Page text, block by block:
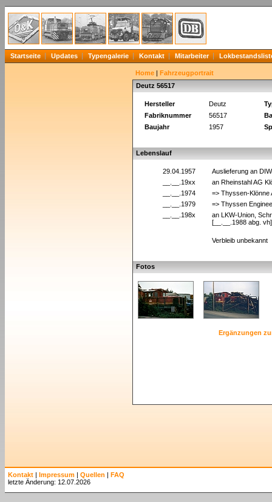
Startseite Updates Typengalerie Kontakt Mitarbeiter
Home | Fahrzeugportrait
Deutz 56517
Hersteller Deutz
Fabriknummer
56517
Baujahr
1957
Lebenslauf
29.04.1957
Auslieferung an
__.__.19xx
an Rheinstahl AG
__.__.1974
=> Thyssen-
__.__.1979
=> Thyssen
__.__.198x
an LKW-Union,
[__.__.1988 abg. vh]
Verbleib unbekannt
Fotos
Ergänzungen
Kontakt | Impressum | Quellen | FAQ
letzte Änderung: 12.07.2026